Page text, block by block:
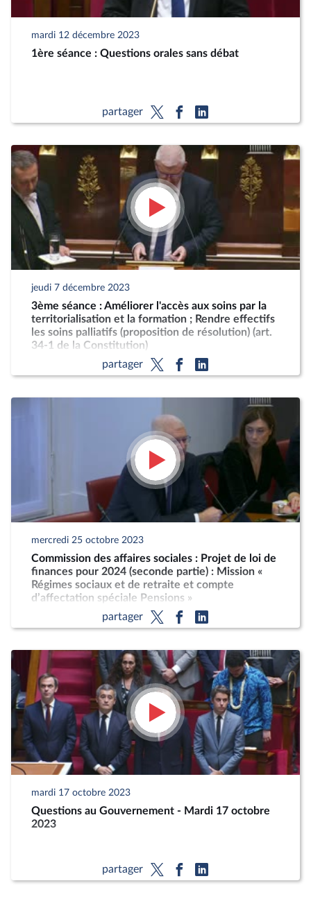
mardi 12 décembre 2023
1ère séance : Questions orales sans débat
partager
jeudi 7 décembre 2023
3ème séance : Améliorer l'accès aux soins par la
territorialisation et la formation ; Rendre effectifs
les soins palliatifs (proposition de résolution) (art.
34-1 de la Constitution)
partager
mercredi 25 octobre 2023
Commission des affaires sociales : Projet de loi de
finances pour 2024 (seconde partie) : Mission «
Régimes sociaux et de retraite et compte
d’affectation spéciale Pensions »
partager
mardi 17 octobre 2023
Questions au Gouvernement - Mardi 17 octobre
2023
partager